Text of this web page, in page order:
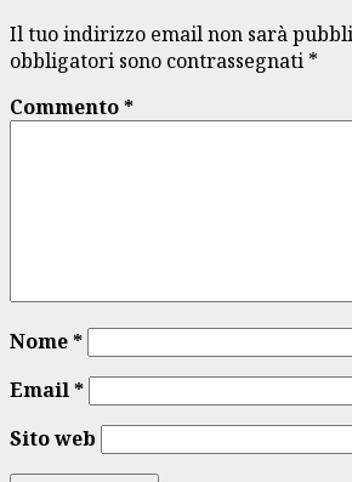
Il tuo indirizzo email non sarà
obbligatori sono contrassegnati *
Commento*
Nome*
Email*
Sito web